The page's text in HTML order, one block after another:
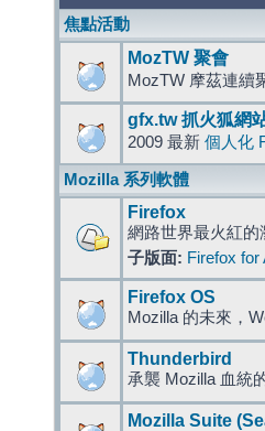
焦點活動
MozTW 聚會
MozTW 摩茲連續
gfx.tw 抓火狐網
2009 最新 個人化
Mozilla 系列軟體
Firefox
網路世界最火紅的
子版面: Firefox for
Firefox OS
Mozilla 的未來，
Thunderbird
承襲 Mozilla 血統
Mozilla Suite